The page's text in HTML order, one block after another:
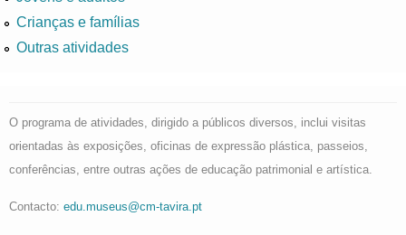
Crianças e famílias
Outras atividades
O programa de atividades, dirigido a públicos diversos, inclui visitas
orientadas às exposições, oficinas de expressão plástica, passeios,
conferências, entre outras ações de educação patrimonial e artística.
Contacto: edu.museus@cm-tavira.pt